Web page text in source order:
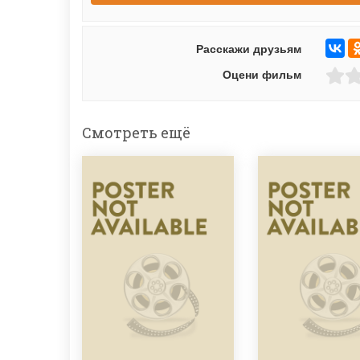
Расскажи друзьям
Оцени фильм
Смотреть ещё